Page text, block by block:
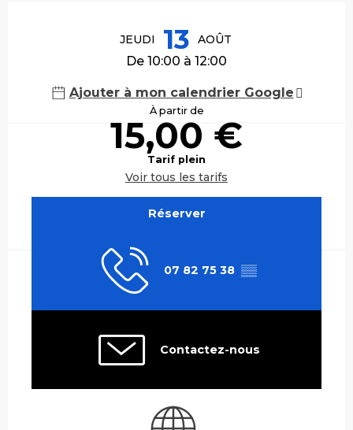
JEUDI 13 AOÛT
De 10:00 à 12:00
Ajouter à mon calendrier Google
À partir de
15,00 €
Tarif plein
Voir tous les tarifs
Réserver
07 82 75 38 ▒▒
Contactez-nous